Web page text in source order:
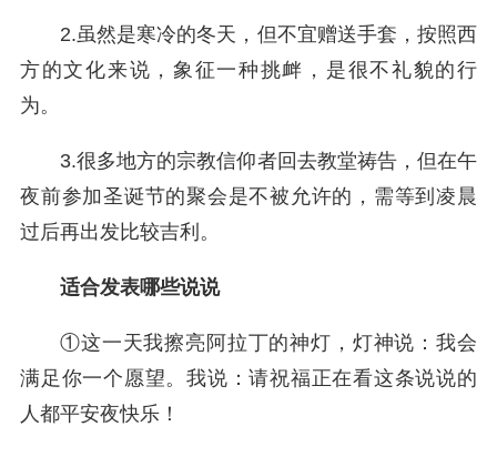
2.虽然是寒冷的冬天，但不宜赠送手套，按照西
方的文化来说，象征一种挑衅，是很不礼貌的行
为。
3.很多地方的宗教信仰者回去教堂祷告，但在午
夜前参加圣诞节的聚会是不被允许的，需等到凌晨
过后再出发比较吉利。
适合发表哪些说说
①这一天我擦亮阿拉丁的神灯，灯神说：我会
满足你一个愿望。我说：请祝福正在看这条说说的
人都平安夜快乐！